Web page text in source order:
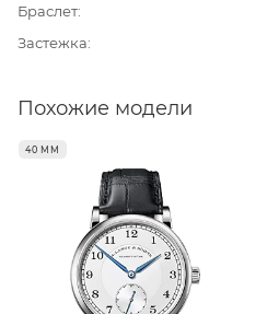
Браслет
Застежка
Похожие модели
40 ММ